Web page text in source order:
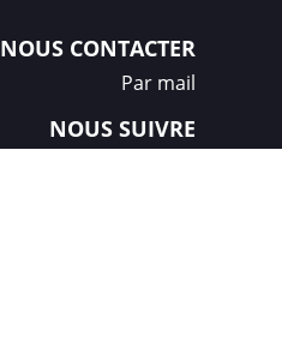
NOUS CONTACTER
Par mail
NOUS SUIVRE